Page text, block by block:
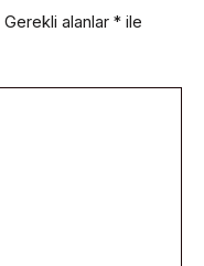
Gerekli alanlar * ile